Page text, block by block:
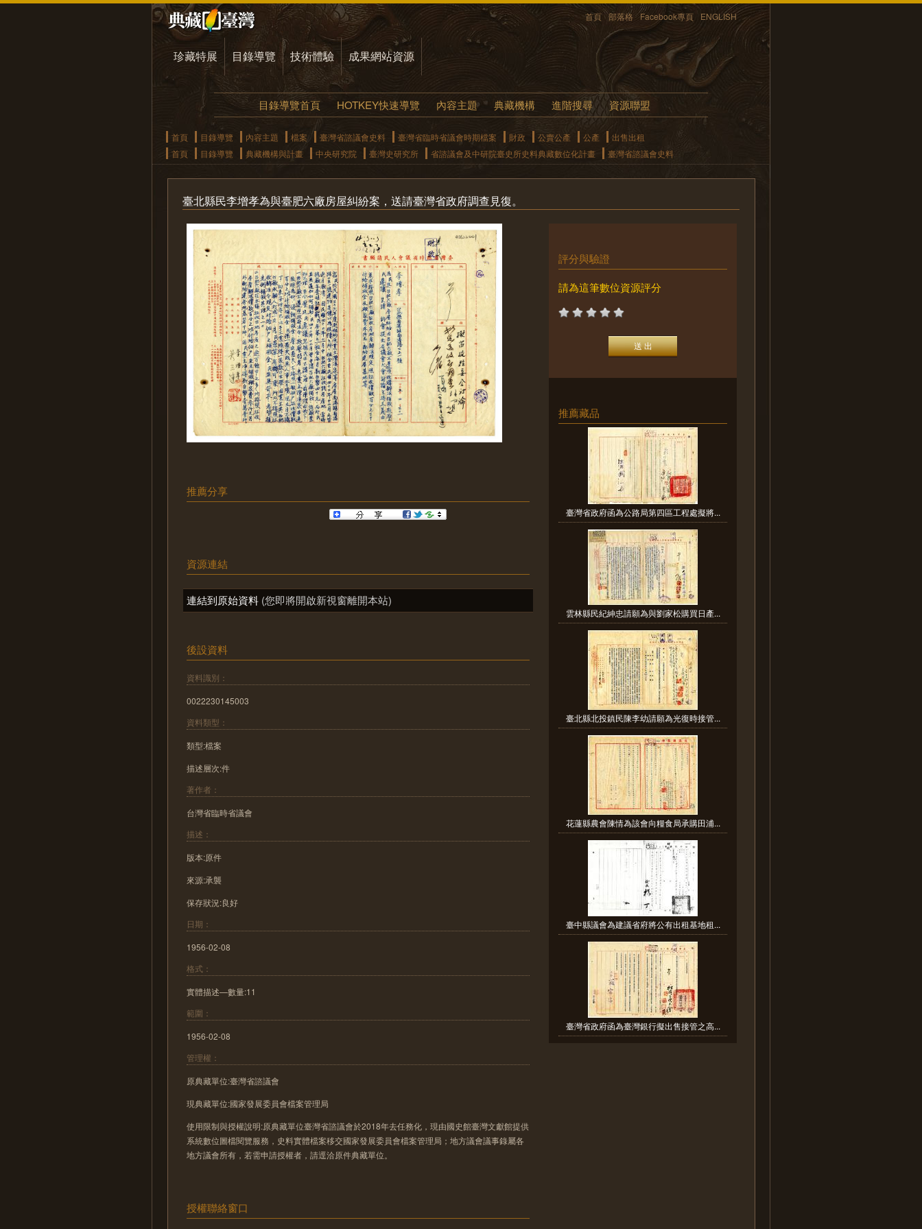
首頁 部落格 Facebook專頁 ENGLISH
珍藏特展 目錄導覽 技術體驗 成果網站資源
目錄導覽首頁 HOTKEY快速導覽 內容主題 典藏機構 進階搜尋 資源聯盟
首頁 目錄導覽 內容主題 檔案 臺灣省諮議會史料 臺灣省臨時省議會時期檔案 財政 公賣公產 公產
出售出租
首頁
目錄導覽 典藏機構與計畫 中央研究院 臺灣史研究所 省諮議會及中研院臺史所史料典藏數位化計畫 臺灣省諮議會史料
臺北縣民李增孝為與臺肥六廠房屋糾紛案，送請臺灣省政府調查見復。
推薦分享
資源連結
連結到原始資料 (您即將開啟新視窗離開本站)
後設資料
資料識別：
0022230145003
資料類型：
類型:檔案
描述層次:件
著作者：
台灣省臨時省議會
描述：
版本:原件
來源:承襲
保存狀況:良好
日期：
1956-02-08
格式：
實體描述—數量:11
範圍：
1956-02-08
管理權：
原典藏單位:臺灣省諮議會
現典藏單位:國家發展委員會檔案管理局
使用限制與授權說明:原典藏單位臺灣省諮議會於2018年去任務化，現由國史館臺灣文獻館提供
系統數位圖檔閱覽服務，史料實體檔案移交國家發展委員會檔案管理局；地方議會議事錄屬各
地方議會所有，若需申請授權者，請逕洽原件典藏單位。
授權聯絡窗口
評分與驗證
請為這筆數位資源評分
推薦藏品
臺灣省政府函為公路局第四區工程處擬將...
雲林縣民紀紳忠請願為與劉家松購買日產...
臺北縣北投鎮民陳李幼請願為光復時接管...
花蓮縣農會陳情為該會向糧食局承購田浦...
臺中縣議會為建議省府將公有出租基地租...
臺灣省政府函為臺灣銀行擬出售接管之高...